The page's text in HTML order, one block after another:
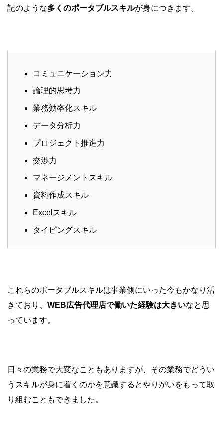
記のような多くのポータブルスキルが身につきます。
コミュニケーション力
論理的思考力
業務効率化スキル
データ分析力
プロジェクト推進力
交渉力
マネージメントスキル
資料作成スキル
Excelスキル
タイピングスキル
これらのポータブルスキルは事業側にいった今もかなり活
きており、 WEB広告代理店で働いた経験は大きいなと思
っています。
日々の業務で大変なこともありますが、その業務でどうい
うスキルが身に着くのかを意識するとやりがいをもって取
り組むこともできました。